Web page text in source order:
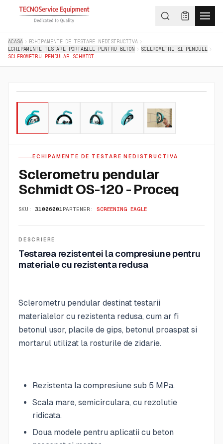
ACASA
ECHIPAMENTE DE TESTARE NEDISTRUCTIVA
ECHIPAMENTE TESTARE PORTABILE PENTRU BETON
SCLEROMETRE SI PENDULE
ECHIPAMENTE DE TESTARE NEDISTRUCTIVA
Sclerometru pendular
Schmidt OS-120 - Proceq
SKU: 31006001 PARTENER: SCREENING EAGLE
DESCRIERE
Testarea rezistentei la compresiune pentru
materiale cu rezistenta redusa
Sclerometru pendular destinat testarii
materialelor cu rezistenta redusa, cum ar fi
betonul usor, placile de gips, betonul proaspat si
mortarul utilizat la rosturile de zidarie.
Rezistenta la compresiune sub 5 MPa.
Scala mare, semicirculara, cu rezolutie
ridicata.
Doua modele pentru aplicatii cu beton